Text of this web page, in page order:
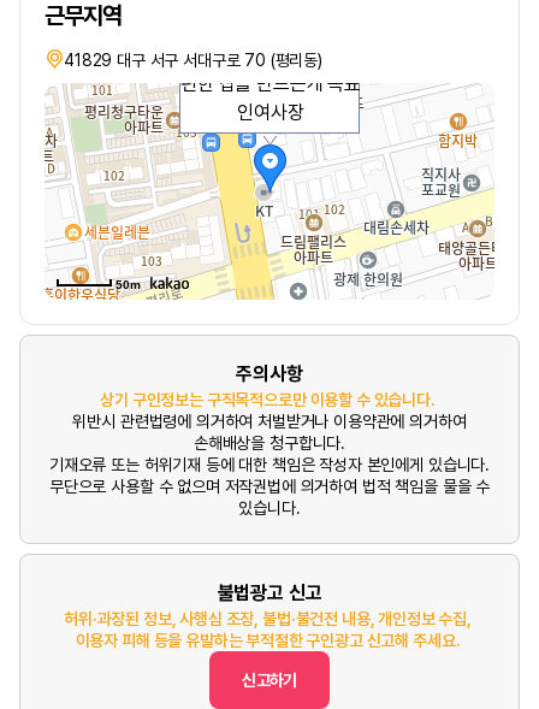
근무지역
41829 대구 서구 서대구로 70 (평리동)
동에 관리사님들 일하기
편한 샵을 만드는게 목표
인여사장
50m
주의사항
상기 구인정보는 구직목적으로만 이용할 수 있습니다.
위반시 관련법령에 의거하여 처벌받거나 이용약관에 의거하여
손해배상을 청구합니다.
기재오류 또는 허위기재 등에 대한 책임은 작성자 본인에게 있습니다.
무단으로 사용할 수 없으며 저작권법에 의거하여 법적 책임을 물을 수
있습니다.
불법광고 신고
허위·과장된 정보, 사행심 조장, 불법·불건전 내용, 개인정보 수집,
이용자 피해 등을 유발하는 부적절한 구인광고 신고해 주세요.
신고하기